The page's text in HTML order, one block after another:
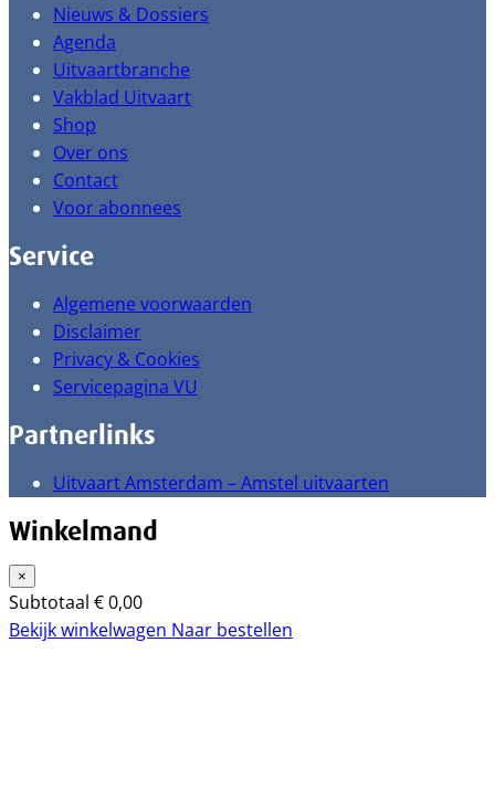
Nieuws & Dossiers
Agenda
Uitvaartbranche
Vakblad Uitvaart
Shop
Over ons
Contact
Voor abonnees
Service
Algemene voorwaarden
Disclaimer
Privacy & Cookies
Servicepagina VU
Partnerlinks
Uitvaart Amsterdam – Amstel uitvaarten
Winkelmand
×
Subtotaal €0,00
Bekijk winkelwagen Naar bestellen